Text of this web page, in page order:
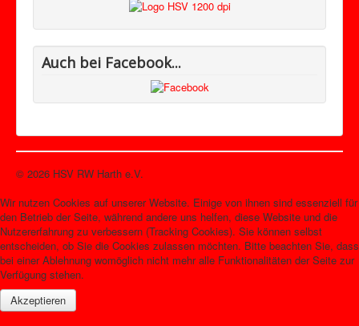
Auch bei Facebook...
© 2026 HSV RW Harth e.V.
Wir nutzen Cookies auf unserer Website. Einige von ihnen sind essenziell für
den Betrieb der Seite, während andere uns helfen, diese Website und die
Nutzererfahrung zu verbessern (Tracking Cookies). Sie können selbst
entscheiden, ob Sie die Cookies zulassen möchten. Bitte beachten Sie, dass
bei einer Ablehnung womöglich nicht mehr alle Funktionalitäten der Seite zur
Verfügung stehen.
Akzeptieren